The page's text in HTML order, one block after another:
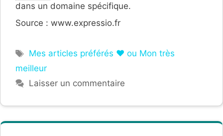
dans un domaine spécifique.
Source : www.expressio.fr
Étiquettes
Mes articles préférés ❤ ou Mon très
meilleur
Laisser un commentaire